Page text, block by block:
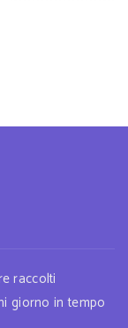
raccolti
giorno in tempo